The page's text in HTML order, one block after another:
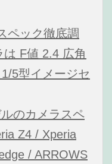
ペック徹底調
F値 2.4 広角
5型イメージセ
のカメラスペ
Z4 / Xperia
/ ARROWS